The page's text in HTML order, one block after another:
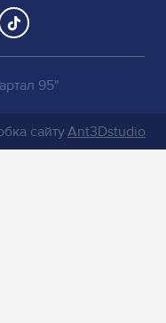
95"
сайтуAnt3Dstudio